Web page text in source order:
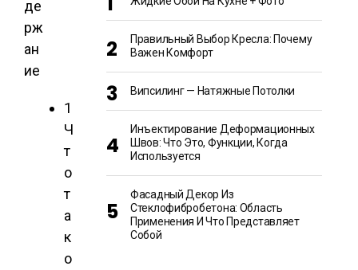
де
рж
ан
ие
1
Ч
т
о
т
а
к
о
Правильный Выбор Кресла: Почему
Важен Комфорт
Випсилинг — Натяжные Потолки
Инъектирование Деформационных
Швов: Что Это, Функции, Когда
Используется
Фасадный Декор Из
Стеклофибробетона: Область
Применения И Что Представляет
Собой